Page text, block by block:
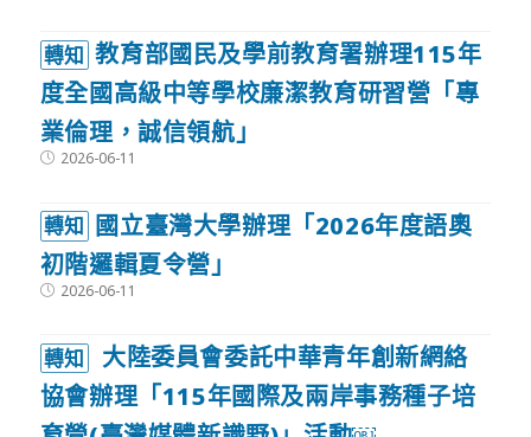
轉知 教育部國民及學前教育署辦理115年
度全國高級中等學校廉潔教育研習營「專
業倫理，誠信領航」
Post2026-06-11
轉知 國立臺灣大學辦理「2026年度語奧
初階邏輯夏令營」
Post2026-06-11
轉知
大陸委員會委託中華青年創新網絡
協會辦理「115年國際及兩岸事務種子培